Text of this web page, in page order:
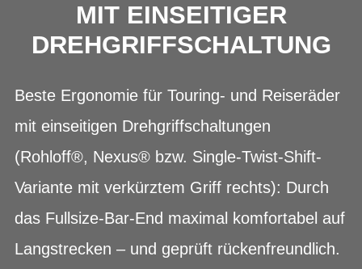
MIT EINSEITIGER
DREHGRIFFSCHALTUNG
Beste Ergonomie für Touring- und Reiseräder
mit einseitigen Drehgriffschaltungen
(Rohloff®, Nexus® bzw. Single-Twist-Shift-
Variante mit verkürztem Griff rechts): Durch
das Fullsize-Bar-End maximal komfortabel auf
Langstrecken – und geprüft rückenfreundlich.